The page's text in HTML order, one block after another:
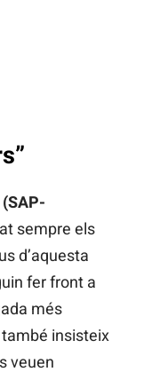
sempre els
d’aquesta
fer front a
més
insisteix
veuen